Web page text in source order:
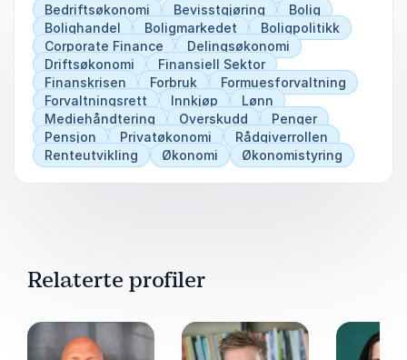
Bedriftsøkonomi
Bevisstgjøring
Bolig
Bolighandel
Boligmarkedet
Boligpolitikk
Corporate Finance
Delingsøkonomi
Driftsøkonomi
Finansiell Sektor
Finanskrisen
Forbruk
Formuesforvaltning
Forvaltningsrett
Innkjøp
Lønn
Mediehåndtering
Overskudd
Penger
Pensjon
Privatøkonomi
Rådgiverrollen
Renteutvikling
Økonomi Økonomistyring
Relaterte profiler